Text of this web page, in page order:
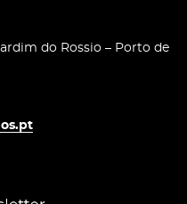
do Rossio – Porto de